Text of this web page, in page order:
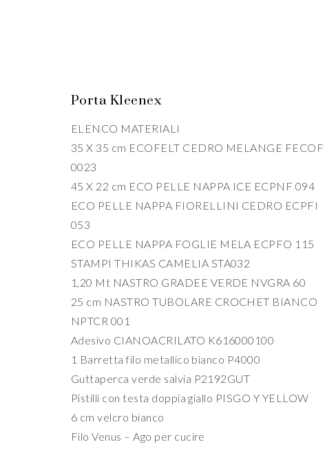
Porta Kleenex
ELENCO MATERIALI
35 X 35 cm ECOFELT CEDRO MELANGE FECOF
0023
45 X 22 cm ECO PELLE NAPPA ICE ECPNF 094
ECO PELLE NAPPA FIORELLINI CEDRO ECPFI
053
ECO PELLE NAPPA FOGLIE MELA ECPFO 115
STAMPI THIKAS CAMELIA STA032
1,20 Mt NASTRO GRADEE VERDE NVGRA 60
25 cm NASTRO TUBOLARE CROCHET BIANCO
NPTCR 001
Adesivo CIANOACRILATO K616000100
1 Barretta filo metallico bianco P4000
Guttaperca verde salvia P2192GUT
Pistilli con testa doppia giallo PISGO Y YELLOW
6 cm velcro bianco
Filo Venus – Ago per cucire